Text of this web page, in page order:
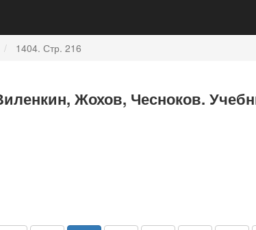
1404. Стр. 216
Жохов, Чесноков.